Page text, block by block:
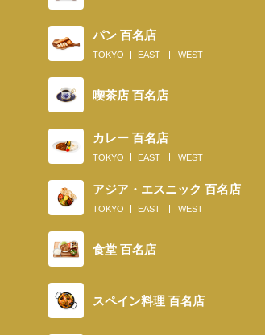
パン 百名店
TOKYO EAST WEST
喫茶店 百名店
カレー 百名店
TOKYO EAST WEST
アジア・エスニック 百名店
TOKYO EAST WEST
食堂 百名店
スペイン料理 百名店